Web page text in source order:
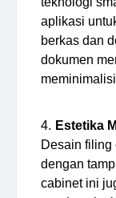
aplikasi
berkas dan
dokumen
Estetika
Desain filing
dengan
cabinet ini